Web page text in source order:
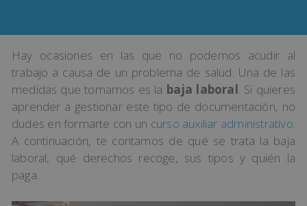
Hay ocasiones en las que no podemos acudir al
trabajo a causa de un problema de salud. Una de las
medidas que tomamos es la baja laboral. Si quieres
aprender a gestionar este tipo de documentación, no
dudes en formarte con un curso auxiliar administrativo.
A continuación, te contamos de qué se trata la baja
laboral, qué derechos recoge, sus tipos y quién la
paga.